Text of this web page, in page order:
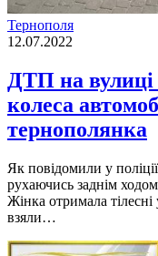
Тернополя
12.07.2022
ДТП на
колеса
тернополянка
Як повiдомили у
рухаючись заднiм
Жiнка отримала
взяли…